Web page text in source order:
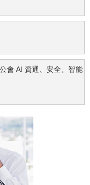
會 AI 資通、安全、智能